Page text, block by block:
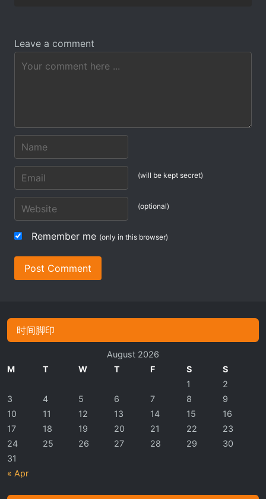
Leave a comment
(will be kept secret)
(optional)
Remember me (only in this browser)
Post Comment
时间脚印
August 2026
M
T W T F S S
« Apr
1
2
3
4 5 6 7 8
9
10
11 12 13 14 15
16
17
18 19 20 21 22
23
24
25 26 27 28 29
30
31